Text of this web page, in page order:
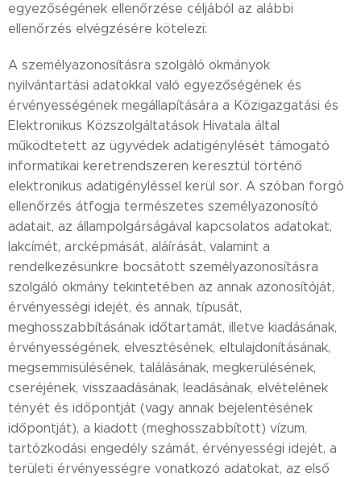
egyezőségének ellenőrzése céljából az alábbi
ellenőrzés elvégzésére kötelezi:
A személyazonosításra szolgáló okmányok
nyilvántartási adatokkal való egyezőségének és
érvényességének megállapítására a Közigazgatási és
Elektronikus Közszolgáltatások Hivatala által
működtetett az ügyvédek adatigénylését támogató
informatikai keretrendszeren keresztül történő
elektronikus adatigényléssel kerül sor. A szóban forgó
ellenőrzés átfogja természetes személyazonosító
adatait, az állampolgárságával kapcsolatos adatokat,
lakcímét, arcképmását, aláírását, valamint a
rendelkezésünkre bocsátott személyazonosításra
szolgáló okmány tekintetében az annak azonosítóját,
érvényességi idejét, és annak, típusát,
meghosszabbításának időtartamát, illetve kiadásának,
érvényességének, elvesztésének, eltulajdonításának,
megsemmisülésének, találásának, megkerülésének,
cseréjének, visszaadásának, leadásának, elvételének
tényét és időpontját (vagy annak bejelentésének
időpontját), a kiadott (meghosszabbított) vízum,
tartózkodási engedély számát, érvényességi idejét, a
területi érvényességre vonatkozó adatokat, az első